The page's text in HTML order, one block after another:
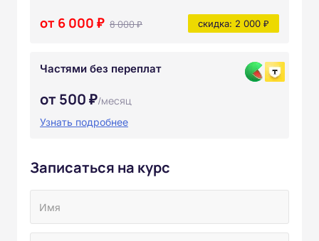
от 6 000 ₽ 8 000 ₽ скидка: 2 000 ₽
Частями без переплат
от 500 ₽/месяц
Узнать подробнее
Записаться на курс